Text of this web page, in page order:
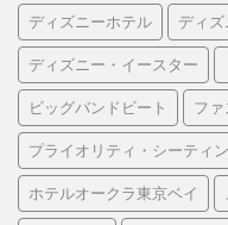
ディズニーホテル ディ
ディズニー・イースター
ビッグバンドビート ファ
プライオリティ・シーティ
ホテルオークラ東京ベイ